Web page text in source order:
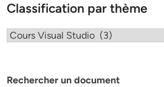
Classification par thème
Classification
Rechercher un document